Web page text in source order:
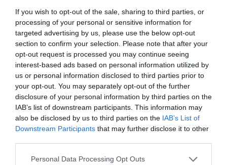
If you wish to opt-out of the sale, sharing to third parties, or
processing of your personal or sensitive information for
targeted advertising by us, please use the below opt-out
section to confirm your selection. Please note that after your
opt-out request is processed you may continue seeing
interest-based ads based on personal information utilized by
us or personal information disclosed to third parties prior to
your opt-out. You may separately opt-out of the further
disclosure of your personal information by third parties on the
IAB’s list of downstream participants. This information may
also be disclosed by us to third parties on the IAB’s List of
Downstream Participants that may further disclose it to other
Please note that this website/app uses one or more Google
Personal Data Processing Opt Outs
συμπεριλαμβανομένου εξειδικευμένου σε
θέματα στυτικής δυσλειτουργίας
ψυχολόγου»,αναφέρει ο ειδικός.
Επίσης, μέσω συμβουλευτικών συνεδριών, στις
οποίες δύνανται να συμμετέχουν και οι
σύντροφοι, μπορούν να αναλυθούν και να
αντιμετωπιστούν όλα τα ψυχολογικά
προβλήματα που έχουν προκύψει και να